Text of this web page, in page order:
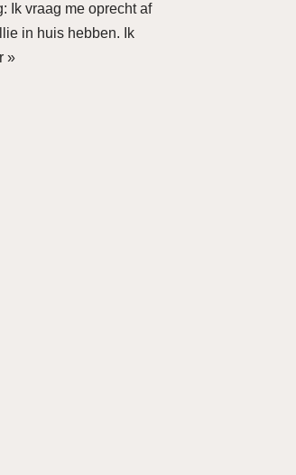
Ik vraag me oprecht af
in huis hebben. Ik
»